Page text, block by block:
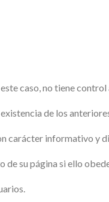
caso, no tiene
de los
carácter informativo y
su página si ello